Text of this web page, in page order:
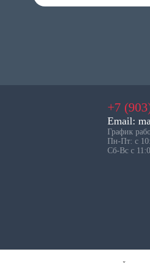
+7
Email:
График
Пн-Пт: с
Сб-Вс с